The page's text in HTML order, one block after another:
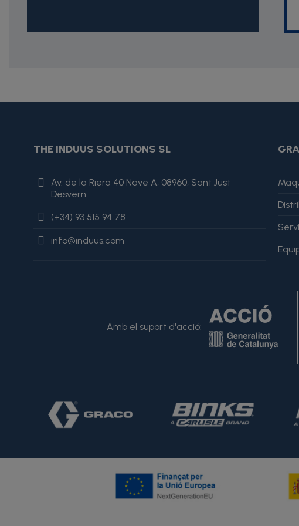
THE INDUUS SOLUTIONS SL
Av. de la Riera 40 Nave A, 08960, Sant Just
Desvern
(+34) 93 515 94 78
info@induus.com
Amb el suport d'acció:
"review": { "@type": "Review", "author": { "@type": "Person", "name":
es excelente, lo recomiendo totalmente." }